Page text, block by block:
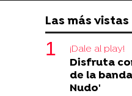
Las más vistas
¡Dale al play!
Disfruta
de la
Nudo'